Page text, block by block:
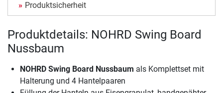
Produktsicherheit
Produktdetails: NOHRD Swing Board
Nussbaum
NOHRD Swing Board Nussbaum als Komplettset mit
Halterung und 4 Hantelpaaren